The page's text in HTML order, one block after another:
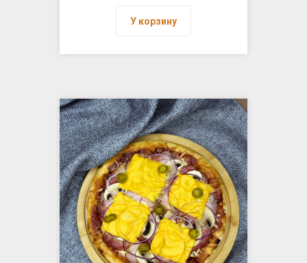
У корзину